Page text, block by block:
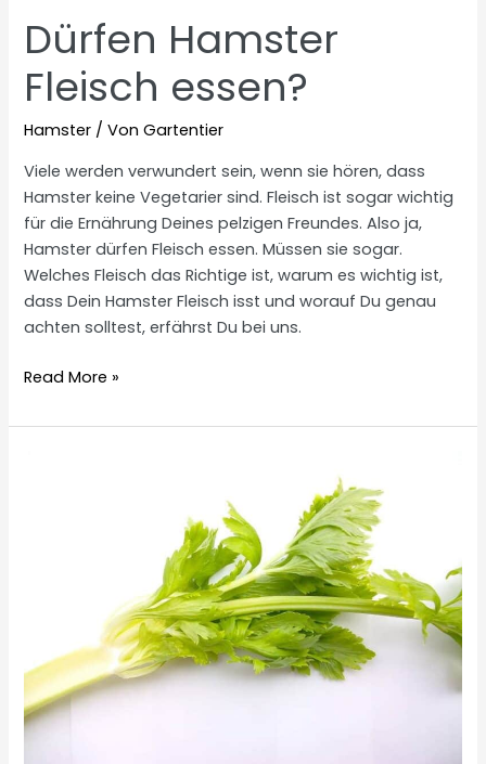
Dürfen Hamster
Fleisch essen?
Hamster / VonGartentier
Viele werden verwundert sein, wenn sie hören, dass
Hamster keine Vegetarier sind. Fleisch ist sogar wichtig
für die Ernährung Deines pelzigen Freundes. Also ja,
Hamster dürfen Fleisch essen. Müssen sie sogar.
Welches Fleisch das Richtige ist, warum es wichtig ist,
dass Dein Hamster Fleisch isst und worauf Du genau
achten solltest, erfährst Du bei uns.
Dürfen
Fleisch
Read More »